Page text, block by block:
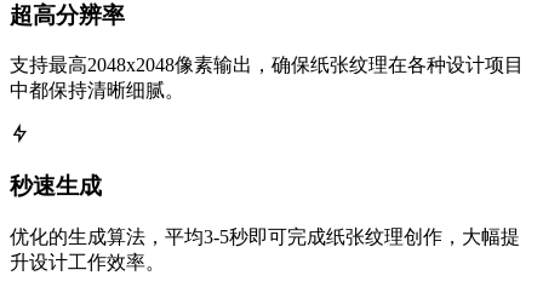
超高分辨率
支持最高2048x2048像素输出，确保纸张纹理在各种设计项目
中都保持清晰细腻。
秒速生成
优化的生成算法，平均3-5秒即可完成纸张纹理创作，大幅提
升设计工作效率。